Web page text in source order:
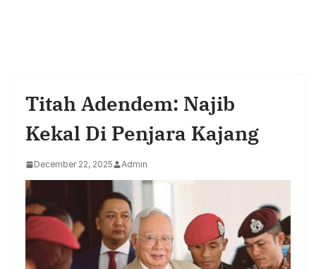
Titah Adendem: Najib
Kekal Di Penjara Kajang
December 22, 2025 Admin